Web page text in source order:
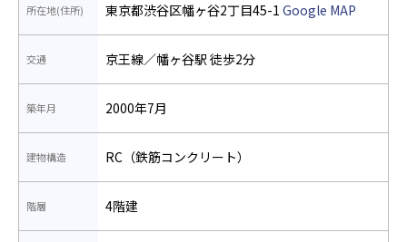
所在地(住所) 東京都渋谷区幡ヶ谷2丁目45-1 Google MAP
交通 京王線／幡ヶ谷駅 徒歩2分
築年月 2000年7月
建物構造 RC（鉄筋コンクリート）
階層 4階建